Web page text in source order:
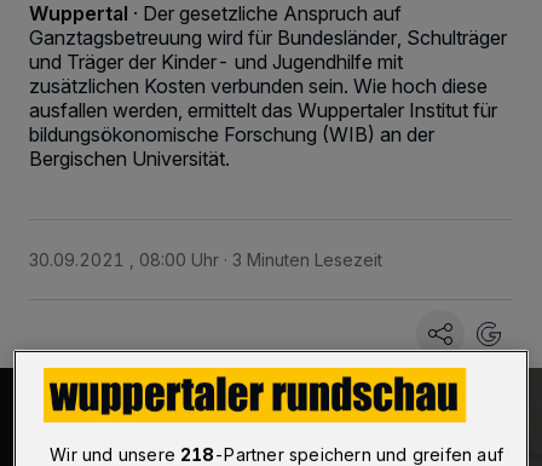
Wuppertal · Der gesetzliche Anspruch auf
Ganztagsbetreuung wird für Bundesländer, Schulträger
und Träger der Kinder- und Jugendhilfe mit
zusätzlichen Kosten verbunden sein. Wie hoch diese
ausfallen werden, ermittelt das Wuppertaler Institut für
bildungsökonomische Forschung (WIB) an der
Bergischen Universität.
30.09.2021 , 08:00 Uhr 3 Minuten Lesezeit
Wir und unsere 218-Partner speichern und greifen auf